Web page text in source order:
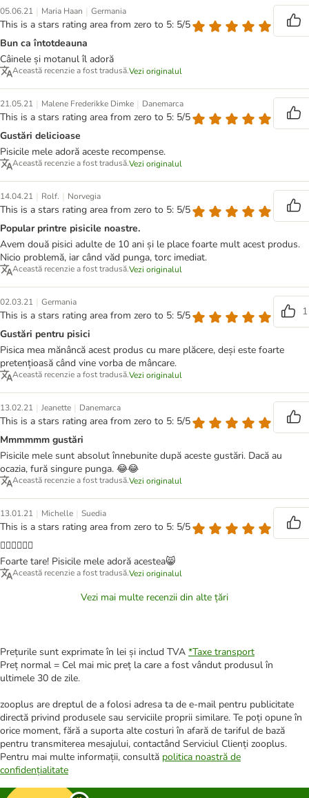
05.06.21 | Maria Haan | Germania
This is a stars rating area from zero to 5: 5/5
Bun ca întotdeauna
Câinele și motanul îl adoră
Această recenzie a fost tradusă.Vezi originalul
21.05.21 | Malene Frederikke Dimke | Danemarca
This is a stars rating area from zero to 5: 5/5
Gustări delicioase
Pisicile mele adoră aceste recompense.
Această recenzie a fost tradusă.Vezi originalul
14.04.21 | Rolf. | Norvegia
This is a stars rating area from zero to 5: 5/5
Popular printre pisicile noastre.
Avem două pisici adulte de 10 ani și le place foarte mult acest produs.
Nicio problemă, iar când văd punga, torc imediat.
Această recenzie a fost tradusă.Vezi originalul
02.03.21 | Germania
This is a stars rating area from zero to 5: 5/5
1
Gustări pentru pisici
Pisica mea mănâncă acest produs cu mare plăcere, deși este foarte
pretențioasă când vine vorba de mâncare.
Această recenzie a fost tradusă.Vezi originalul
13.02.21 | Jeanette | Danemarca
This is a stars rating area from zero to 5: 5/5
Mmmmmm gustări
Pisicile mele sunt absolut înnebunite după aceste gustări. Dacă au
ocazia, fură singure punga. 😂😂
Această recenzie a fost tradusă.Vezi originalul
13.01.21 | Michelle | Suedia
This is a stars rating area from zero to 5: 5/5
👍🏼👍🏼👍🏼
Foarte tare! Pisicile mele adoră acestea😸
Această recenzie a fost tradusă.Vezi originalul
Vezi mai multe recenzii din alte țări
Prețurile sunt exprimate în lei și includ TVA *Taxe transport
Preț normal = Cel mai mic preț la care a fost vândut produsul în
ultimele 30 de zile.
zooplus are dreptul de a folosi adresa ta de e-mail pentru publicitate
directă privind produsele sau serviciile proprii similare. Te poți opune în
orice moment, fără a suporta alte costuri în afară de tariful de bază
pentru transmiterea mesajului, contactând Serviciul Clienți zooplus.
Pentru mai multe informații, consultă politica noastră de
confidențialitate